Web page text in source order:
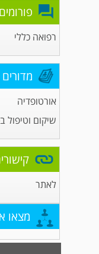
רפואה כללי
אורטופדיה
שיקום וטיפול
לאתר
מצאו